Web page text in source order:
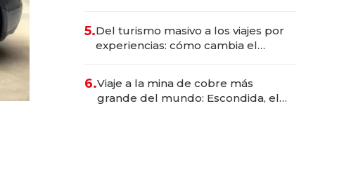
transformadoras
5.Del turismo masivo a los viajes por
experiencias: cómo cambia el
6.Viaje a la mina de cobre más
grande del mundo: Escondida, el